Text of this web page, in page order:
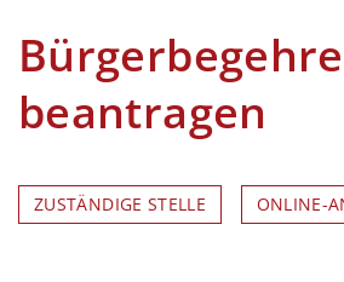
beantragen
ZUSTÄNDIGE STELLE ONLINE-